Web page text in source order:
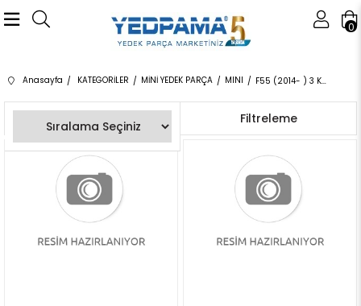
0
Anasayfa KATEGORİLER MİNİ YEDEK PARÇA MINI F55 (2014- ) 3 KAPI
Filtreleme
Sıralama